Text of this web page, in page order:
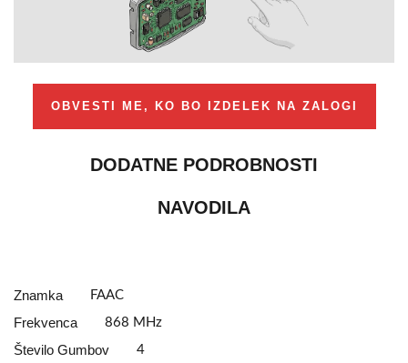
OBVESTI ME, KO BO IZDELEK NA ZALOGI
DODATNE PODROBNOSTI
NAVODILA
Znamka FAAC
Frekvenca 868 MHz
Število Gumbov 4